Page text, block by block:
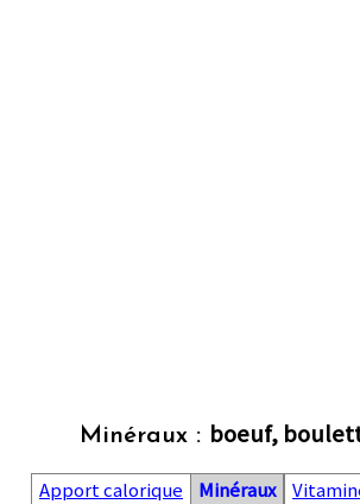
Minéraux : boeuf,
Apport calorique Minéraux